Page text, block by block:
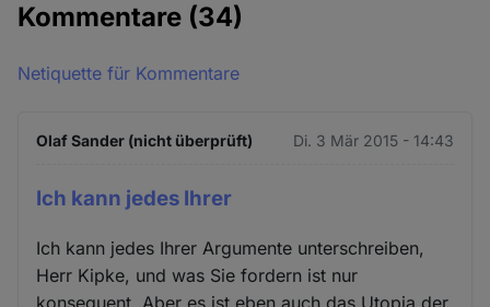
Kommentare (34)
Netiquette für Kommentare
Olaf Sander (nicht überprüft) Di. 3 Mär 2015 - 14:43
Ich kann jedes Ihrer
Ich kann jedes Ihrer Argumente unterschreiben,
Herr Kipke, und was Sie fordern ist nur
konsequent. Aber es ist eben auch das Utopia der